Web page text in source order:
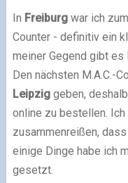
In Freiburgwar ich
Counter - definitiv ein
meiner Gegend gibt es
Den nächsten M.A.C.-
Leipziggeben,
online zu bestellen.
zusammenreißen,
einige Dinge habe ich
gesetzt.